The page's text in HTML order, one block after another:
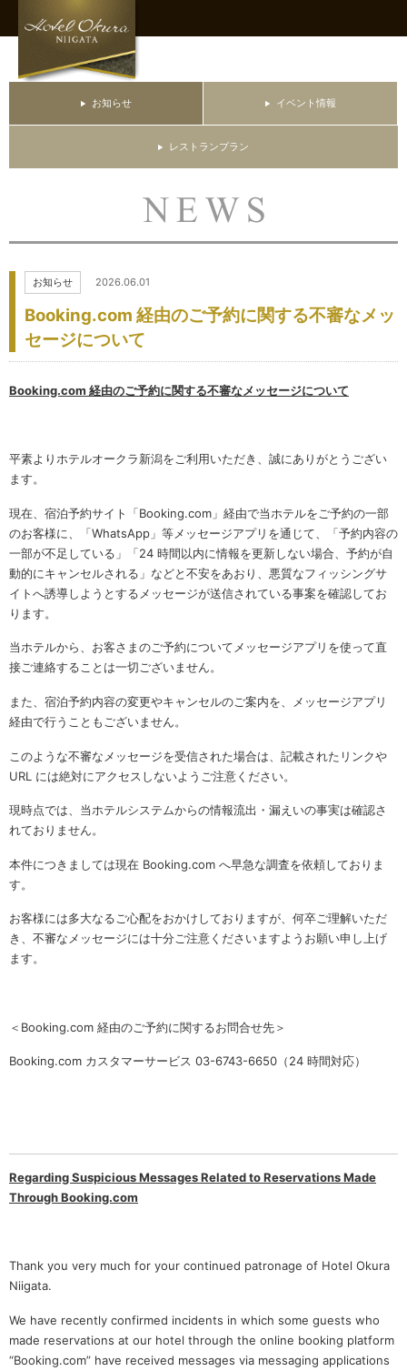
お知らせ イベント情報
レストランプラン
お知らせ 2026.06.01
Booking.com 経由のご予約に関する不審なメッ
セージについて
Booking.com 経由のご予約に関する不審なメッセージについて
平素よりホテルオークラ新潟をご利用いただき、誠にありがとうござい
ます。
現在、宿泊予約サイト「Booking.com」経由で当ホテルをご予約の一部
のお客様に、「WhatsApp」等メッセージアプリを通じて、「予約内容の
一部が不足している」「24 時間以内に情報を更新しない場合、予約が自
動的にキャンセルされる」などと不安をあおり、悪質なフィッシングサ
イトへ誘導しようとするメッセージが送信されている事案を確認してお
ります。
当ホテルから、お客さまのご予約についてメッセージアプリを使って直
接ご連絡することは一切ございません。
また、宿泊予約内容の変更やキャンセルのご案内を、メッセージアプリ
経由で行うこともございません。
このような不審なメッセージを受信された場合は、記載されたリンクや
URL には絶対にアクセスしないようご注意ください。
現時点では、当ホテルシステムからの情報流出・漏えいの事実は確認さ
れておりません。
本件につきましては現在 Booking.com へ早急な調査を依頼しておりま
す。
お客様には多大なるご心配をおかけしておりますが、何卒ご理解いただ
き、不審なメッセージには十分ご注意くださいますようお願い申し上げ
ます。
＜Booking.com 経由のご予約に関するお問合せ先＞
Booking.com カスタマーサービス 03-6743-6650（24 時間対応）
Regarding Suspicious Messages Related to Reservations Made
Through Booking.com
Thank you very much for your continued patronage of Hotel Okura
Niigata.
We have recently confirmed incidents in which some guests who
made reservations at our hotel through the online booking platform
“Booking.com” have received messages via messaging applications